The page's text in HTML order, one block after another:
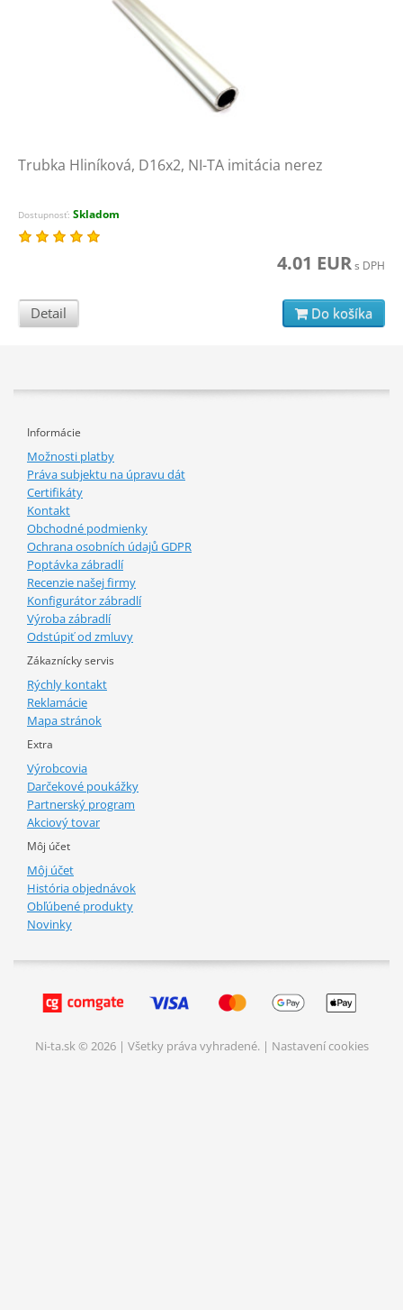
Trubka Hliníková, D16x2, NI-TA imitácia nerez
Dostupnosť: Skladom
4.01 EURs DPH
Detail Do košíka
Informácie
Možnosti platby
Práva subjektu na úpravu dát
Certifikáty
Kontakt
Obchodné podmienky
Ochrana osobních údajů GDPR
Poptávka zábradlí
Recenzie našej firmy
Konfigurátor zábradlí
Výroba zábradlí
Odstúpiť od zmluvy
Zákaznícky servis
Rýchly kontakt
Reklamácie
Mapa stránok
Extra
Výrobcovia
Darčekové poukážky
Partnerský program
Akciový tovar
Môj účet
Môj účet
História objednávok
Obľúbené produkty
Novinky
Ni-ta.sk © 2026 | Všetky práva vyhradené. | Nastavení cookies